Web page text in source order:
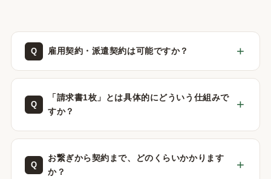
雇用契約・派遣契約は可能ですか？
「請求書1枚」とは具体的にどういう仕組みで
すか？
お繋ぎから契約まで、どのくらいかかります
か？